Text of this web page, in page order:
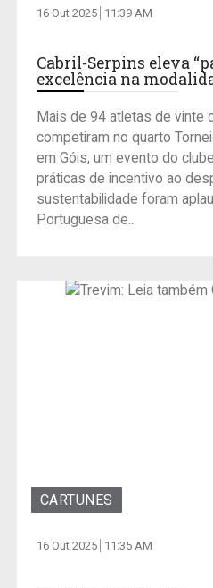
16 Out 2025 11:39 AM
Cabril-Serpins eleva
excelência na
Mais de 94 atletas de vinte
competiram no quarto
em Góis, um evento do
práticas de incentivo ao
sustentabilidade foram
Portuguesa de...
CARTUNES
16 Out 2025 11:35 AM